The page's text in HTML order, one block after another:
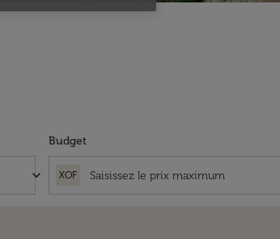
keyboard_arrow_down
Budget
XOF